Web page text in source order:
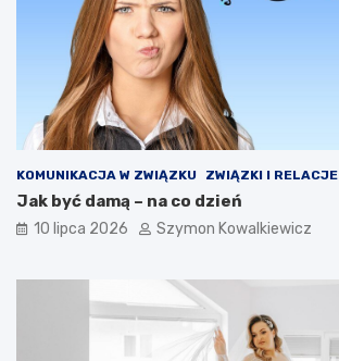
KOMUNIKACJA W ZWIĄZKU ZWIĄZKI I RELACJE
Jak być damą – na co dzień
10 lipca 2026 Szymon Kowalkiewicz